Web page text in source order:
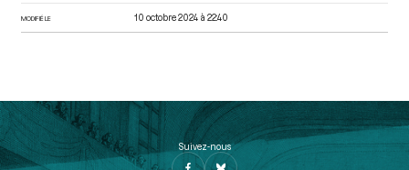
MODIFIÉ LE 10 octobre 2024 à 22:40
Suivez-nous